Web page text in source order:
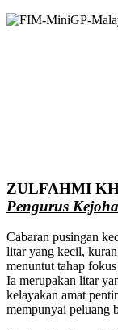
ZULFAHMI
Pengurus
Cabaran pusingan
litar yang kecil,
menuntut tahap
Ia merupakan litar
kelayakan amat
mempunyai peluang